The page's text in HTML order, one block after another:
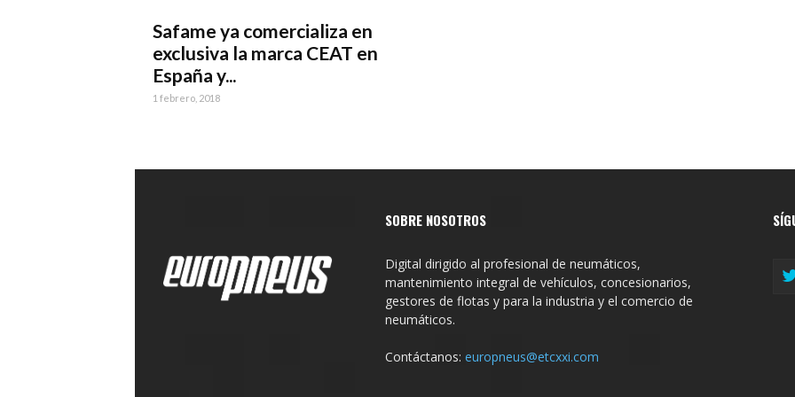
Safame ya comercializa en
exclusiva la marca CEAT en
España y...
1 febrero, 2018
SOBRE NOSOTROS
Digital dirigido al profesional de neumáticos,
mantenimiento integral de vehículos, concesionarios,
gestores de flotas y para la industria y el comercio de
neumáticos.
Contáctanos: europneus@etcxxi.com